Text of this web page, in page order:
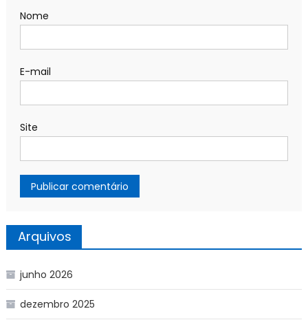
Nome
E-mail
Site
Arquivos
junho 2026
dezembro 2025